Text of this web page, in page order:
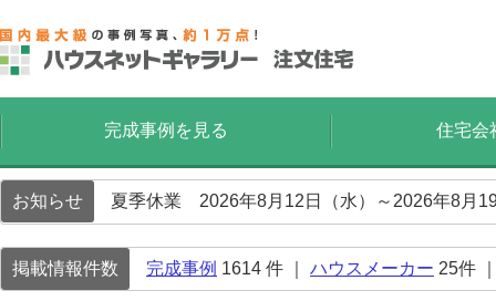
完成事例を見る 住宅会
お知らせ 夏季休業 2026年8月12日（水）～2026年8月
掲載情報件数 完成事例 1614 件 ｜ ハウスメーカー 25件